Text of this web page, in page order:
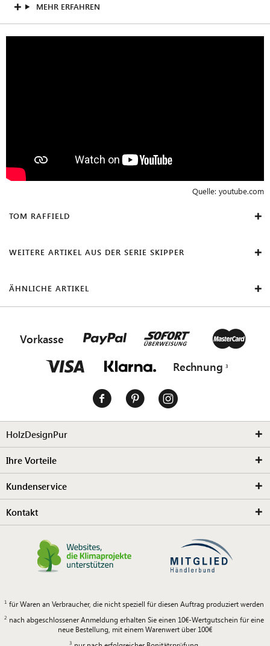
MEHR ERFAHREN
Quelle: youtube.com
TOM RAFFIELD
WEITERE ARTIKEL AUS DER SERIE SKIPPER
ÄHNLICHE ARTIKEL
Vorkasse
Rechnung
HolzDesignPur
Ihre Vorteile
Kundenservice
Kontakt
für Waren an Verbraucher, die nicht speziell für diesen Auftrag produziert werden
nach abgeschlossener Anmeldung erhalten Sie einen 10€-Wertgutschein für eine
neue Bestellung, mit einem Warenwert über 100€